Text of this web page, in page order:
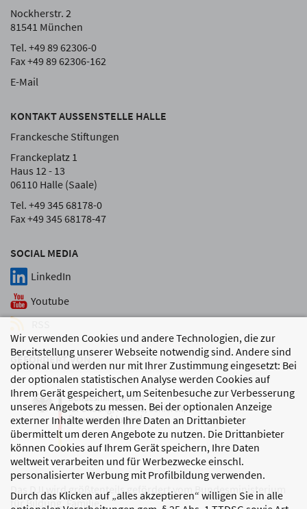
Wir verwenden Cookies und andere Technologien, die zur
Bereitstellung unserer Webseite notwendig sind. Andere sind
optional und werden nur mit Ihrer Zustimmung eingesetzt: Bei
der optionalen statistischen Analyse werden Cookies auf
Ihrem Gerät gespeichert, um Seitenbesuche zur Verbesserung
unseres Angebots zu messen. Bei der optionalen Anzeige
externer Inhalte werden Ihre Daten an Drittanbieter
übermittelt um deren Angebote zu nutzen. Die Drittanbieter
können Cookies auf Ihrem Gerät speichern, Ihre Daten
weltweit verarbeiten und für Werbezwecke einschl.
personalisierter Werbung mit Profilbildung verwenden.
Durch das Klicken auf „alles akzeptieren“ willigen Sie in alle
SOCIAL MEDIA
LinkedIn
Youtube
Nockherstr. 2
81541 München
Tel. +49 89 62306-0
Fax +49 89 62306-162
E-Mail
KONTAKT AUSSENSTELLE HALLE
Franckesche Stiftungen
Franckeplatz 1
Haus 12 - 13
06110 Halle (Saale)
Tel. +49 345 68178-0
Fax +49 345 68178-47
GEFÖRDERT VON
Das DJI wird größtenteils gefördert vom Bundesministerium
für Bildung, Familie,